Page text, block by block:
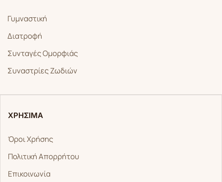
Γυμναστική
Διατροφή
Συνταγές Ομορφιάς
Συναστρίες Ζωδιών
ΧΡΗΣΙΜΑ
Όροι Χρήσης
Πολιτική Απορρήτου
Επικοινωνία